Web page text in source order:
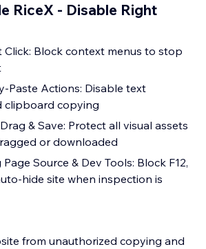
RiceX - Disable Right
Click: Block context menus to stop
Paste Actions: Disable text
clipboard copying
Protect all visual assets
or downloaded
Source & Dev Tools: Block F12,
hide site when inspection is
from unauthorized copying and